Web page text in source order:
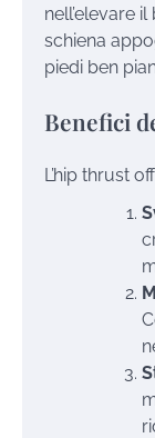
nell’elevare
schiena
piedi ben
Benefici
L’hip thrust